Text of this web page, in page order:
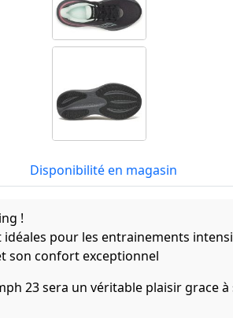
Disponibilité en magasin
!
idéales pour les entrainements
son confort exceptionnel
23 sera un véritable plaisir grace